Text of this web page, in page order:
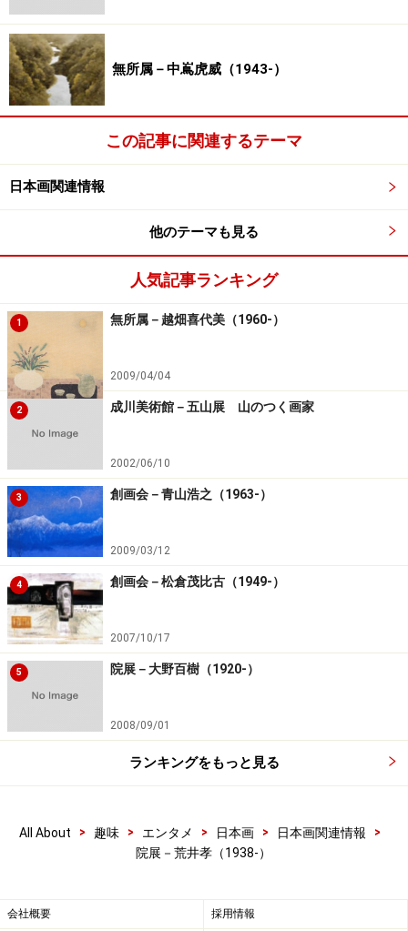
無所属－中嶌虎威（1943-）
この記事に関連するテーマ
日本画関連情報
他のテーマも見る
人気記事ランキング
1 無所属－越畑喜代美（1960-）
2009/04/04
2 成川美術館－五山展 山のつく画家
2002/06/10
3 創画会－青山浩之（1963-）
2009/03/12
4 創画会－松倉茂比古（1949-）
2007/10/17
5 院展－大野百樹（1920-）
2008/09/01
ランキングをもっと見る
All About > 趣味 > エンタメ > 日本画 > 日本画関連情報
>
院展－荒井孝（1938-）
会社概要 採用情報